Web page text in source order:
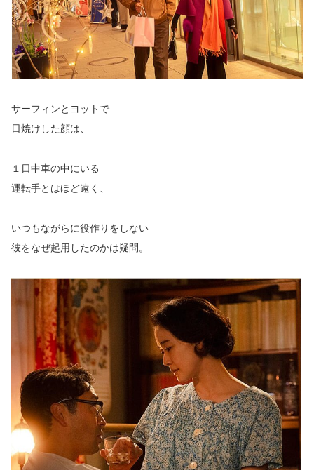
サーフィンとヨットで
日焼けした顔は、
１日中車の中にいる
運転手とはほど遠く、
いつもながらに役作りをしない
彼をなぜ起用したのかは疑問。